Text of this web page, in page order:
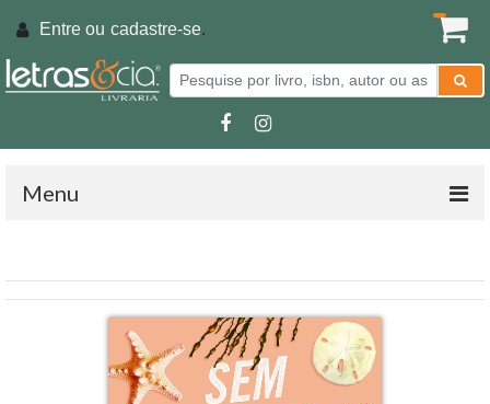
Entre ou cadastre-se.
Menu